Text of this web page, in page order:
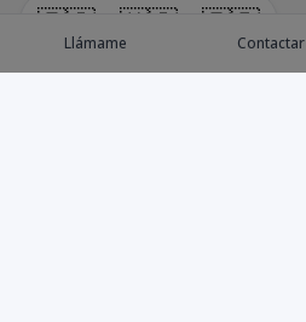
🇪🇸 🇺🇸 🇫🇷
Llámame Contactar